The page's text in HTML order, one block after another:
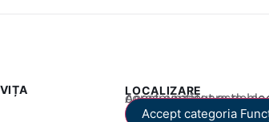
LOCALIZARE
Acest conținut este blocat până când acceptați categoria
Accept categoria